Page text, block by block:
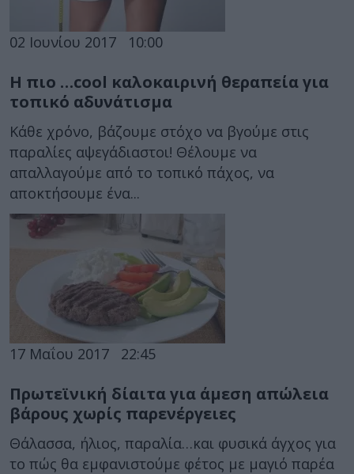
02 Ιουνίου 2017 10:00
Η πιο …cool καλοκαιρινή θεραπεία για
τοπικό αδυνάτισμα
Κάθε χρόνο, βάζουμε στόχο να βγούμε στις
παραλίες αψεγάδιαστοι! Θέλουμε να
απαλλαγούμε από το τοπικό πάχος, να
αποκτήσουμε ένα...
17 Μαΐου 2017 22:45
Πρωτεϊνική δίαιτα για άμεση απώλεια
βάρους χωρίς παρενέργειες
Θάλασσα, ήλιος, παραλία…και φυσικά άγχος για
το πώς θα εμφανιστούμε φέτος με μαγιό παρέα